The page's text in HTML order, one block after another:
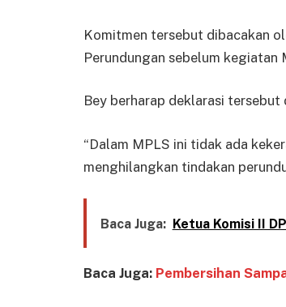
Komitmen tersebut dibacakan
Perundungan sebelum kegiatan
Bey berharap deklarasi tersebut
“Dalam MPLS ini tidak ada
menghilangkan tindakan
Baca Juga: Ketua Komisi II
Baca Juga: Pembersihan